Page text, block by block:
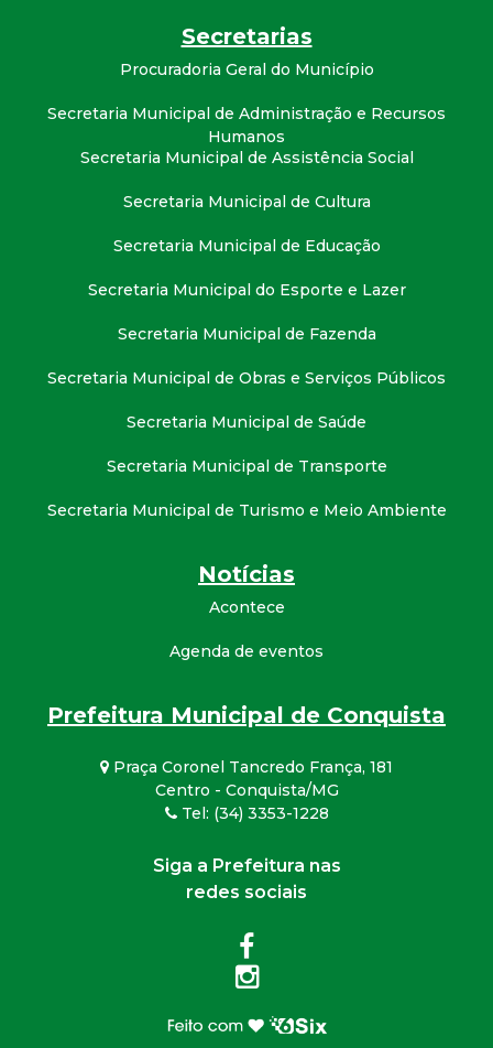
Secretarias
Procuradoria Geral do Município
Secretaria Municipal de Administração e Recursos
Humanos
Secretaria Municipal de Assistência Social
Secretaria Municipal de Cultura
Secretaria Municipal de Educação
Secretaria Municipal do Esporte e Lazer
Secretaria Municipal de Fazenda
Secretaria Municipal de Obras e Serviços Públicos
Secretaria Municipal de Saúde
Secretaria Municipal de Transporte
Secretaria Municipal de Turismo e Meio Ambiente
Notícias
Acontece
Agenda de eventos
Prefeitura Municipal de Conquista
Praça Coronel Tancredo França, 181
Centro - Conquista/MG
Tel: (34) 3353-1228
Siga a Prefeitura nas
redes sociais